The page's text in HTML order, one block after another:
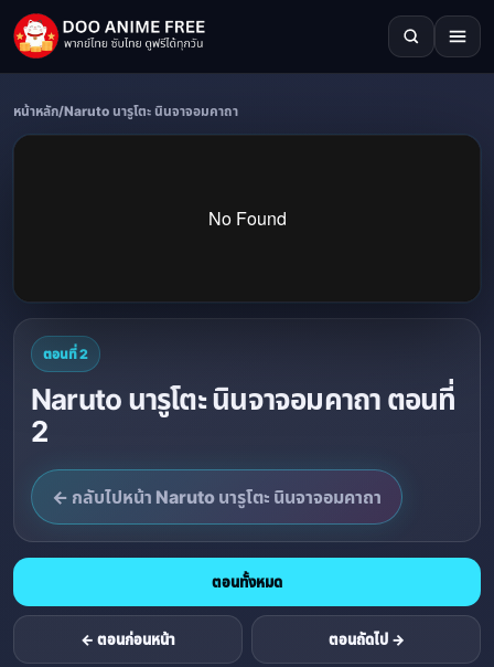
หน้าหลัก/Naruto นารูโตะ นินจาจอมคาถา
ตอนที่ 2
Naruto นารูโตะ นินจาจอมคาถา ตอนที่
2
← กลับไปหน้า Naruto นารูโตะ นินจาจอมคาถา
← ตอนก่อนหน้า
ตอนทั้งหมด
ตอนถัดไป →